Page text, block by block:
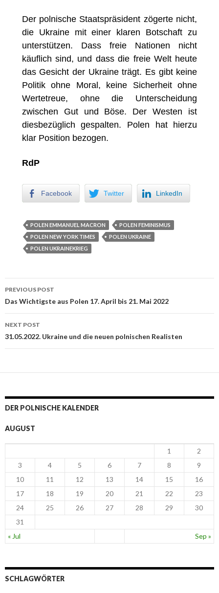
Der polnische Staatspräsident zögerte nicht,
die Ukraine mit einer klaren Botschaft zu
unterstützen. Dass freie Nationen nicht
käuflich sind, und dass die freie Welt heute
das Gesicht der Ukraine trägt. Es gibt keine
Politik ohne Moral, keine Sicherheit ohne
Wertetreue, ohne die Unterscheidung
zwischen Gut und Böse. Der Westen ist
diesbezüglich gespalten. Polen hat hierzu
klar Position bezogen.
RdP
Facebook Twitter LinkedIn
POLEN EMMANUEL MACRON
POLEN FEMINISMUS
POLEN NEW YORK TIMES
POLEN UKRAINE
POLEN UKRAINEKRIEG
Post navigation
PREVIOUS POST
Das Wichtigste aus Polen 17. April bis 21. Mai 2022
NEXT POST
31.05.2022. Ukraine und die neuen polnischen Realisten
DER POLNISCHE KALENDER
AUGUST
« Jul Sep »
1
2
3
4 5 6 7 8
9
10
11 12 13 14 15
16
17
18 19 20 21 22
23
24
25 26 27 28 29
30
31
SCHLAGWÖRTER